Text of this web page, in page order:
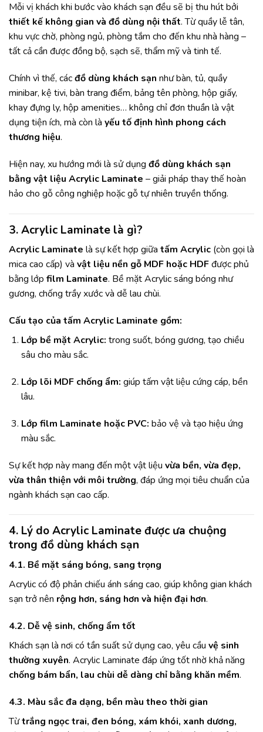
Mỗi vị khách khi bước vào khách sạn đều sẽ bị thu hút bởi
thiết kế không gian và đồ dùng nội thất. Từ quầy lễ tân,
khu vực chờ, phòng ngủ, phòng tắm cho đến khu nhà hàng –
tất cả cần được đồng bộ, sạch sẽ, thẩm mỹ và tinh tế.
Chính vì thế, cácđồ dùng khách sạn như bàn, tủ, quầy
minibar, kệ tivi, bàn trang điểm, bảng tên phòng, hộp giấy,
khay đựng ly, hộp amenities… không chỉ đơn thuần là vật
dụng tiện ích, mà còn là yếu tố định hình phong cách
thương hiệu.
Hiện nay, xu hướng mới là sử dụng đồ dùng khách sạn
bằng vật liệu Acrylic Laminate – giải pháp thay thế hoàn
hảo cho gỗ công nghiệp hoặc gỗ tự nhiên truyền thống.
3. Acrylic Laminate là gì?
Acrylic Laminate là sự kết hợp giữa tấm Acrylic (còn gọi là
mica cao cấp) và vật liệu nền gỗ MDF hoặc HDFđược phủ
bằng lớp film Laminate. Bề mặt Acrylic sáng bóng như
gương, chống trầy xước và dễ lau chùi.
Cấu tạo của tấm Acrylic Laminate gồm:
Lớp bề mặt Acrylic: trong suốt, bóng gương, tạo chiều
sâu cho màu sắc.
Lớp lõi MDF chống ẩm: giúp tấm vật liệu cứng cáp, bền
lâu.
Lớp film Laminate hoặc PVC: bảo vệ và tạo hiệu ứng
màu sắc.
Sự kết hợp này mang đến một vật liệu vừa bền, vừa đẹp,
vừa thân thiện với môi trường, đáp ứng mọi tiêu chuẩn của
ngành khách sạn cao cấp.
4. Lý do Acrylic Laminate được ưa chuộng
trong đồ dùng khách sạn
4.1. Bề mặt sáng bóng, sang trọng
Acrylic có độ phản chiếu ánh sáng cao, giúp không gian khách
sạn trở nên rộng hơn, sáng hơn và hiện đại hơn.
4.2. Dễ vệ sinh, chống ẩm tốt
Khách sạn là nơi có tần suất sử dụng cao, yêu cầu vệ sinh
thường xuyên. Acrylic Laminate đáp ứng tốt nhờ khả năng
chống bám bẩn, lau chùi dễ dàng chỉ bằng khăn mềm.
4.3. Màu sắc đa dạng, bền màu theo thời gian
Từtrắng ngọc trai, đen bóng, xám khói, xanh dương,